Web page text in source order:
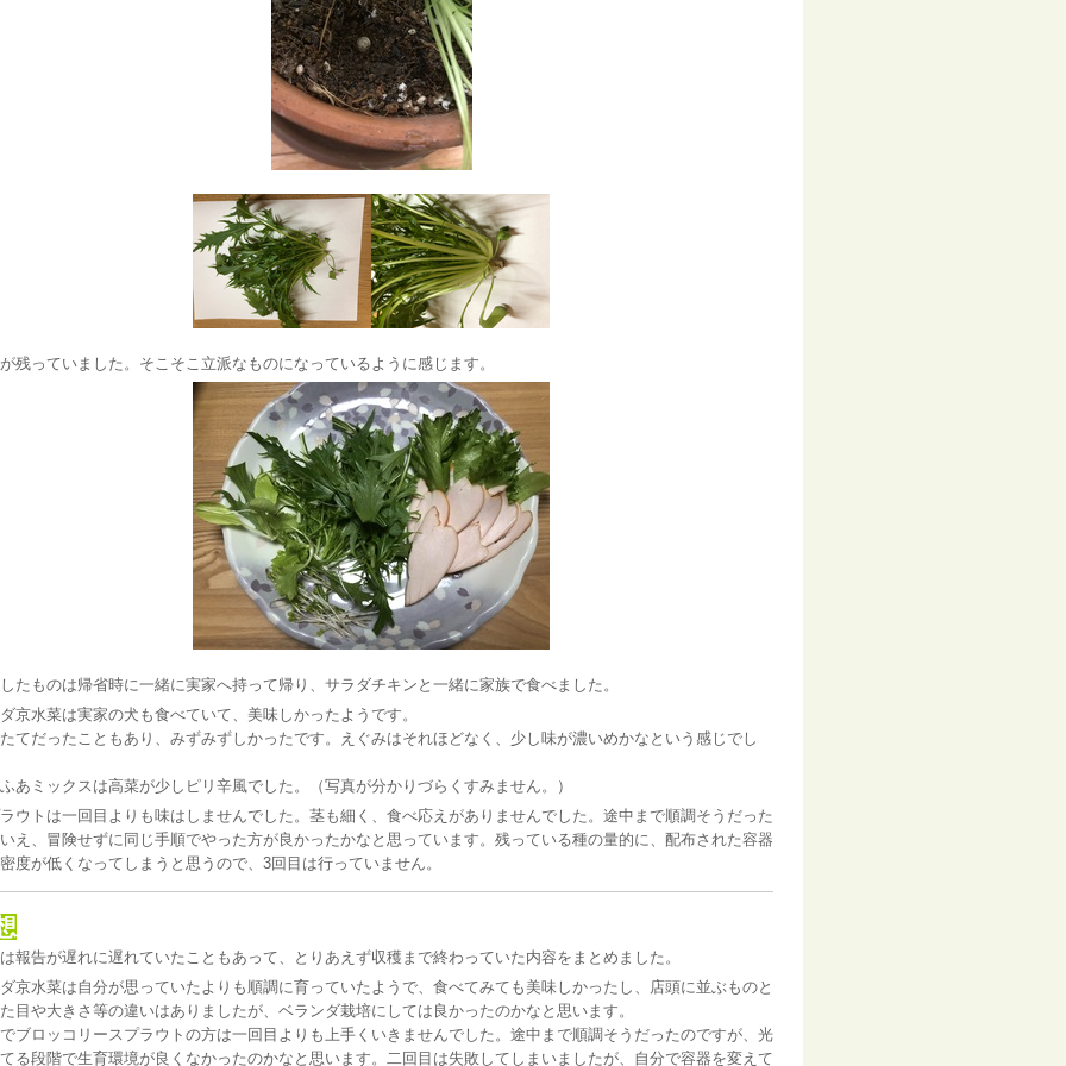
残っていました。そこそこ立派なものになっているように感じます。
たものは帰省時に一緒に実家へ持って帰り、サラダチキンと一緒に家族で食べました。
京水菜は実家の犬も食べていて、美味しかったようです。
てだったこともあり、みずみずしかったです。えぐみはそれほどなく、少し味が濃いめかなという感じでし
あミックスは高菜が少しピリ辛風でした。（写真が分かりづらくすみません。）
ウトは一回目よりも味はしませんでした。茎も細く、食べ応えがありませんでした。途中まで順調そうだった
え、冒険せずに同じ手順でやった方が良かったかなと思っています。残っている種の量的に、配布された容器
度が低くなってしまうと思うので、3回目は行っていません。
報告が遅れに遅れていたこともあって、とりあえず収穫まで終わっていた内容をまとめました。
京水菜は自分が思っていたよりも順調に育っていたようで、食べてみても美味しかったし、店頭に並ぶものと
目や大きさ等の違いはありましたが、ベランダ栽培にしては良かったのかなと思います。
ブロッコリースプラウトの方は一回目よりも上手くいきませんでした。途中まで順調そうだったのですが、光
る段階で生育環境が良くなかったのかなと思います。二回目は失敗してしまいましたが、自分で容器を変えて